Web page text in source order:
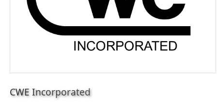
CWE Incorporated